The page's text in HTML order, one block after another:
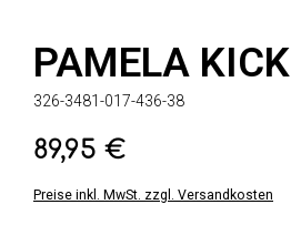
PAMELA KICK
326-3481-017-436-38
Regulärer Preis:
89,95 €
Preise inkl. MwSt. zzgl. Versandkosten